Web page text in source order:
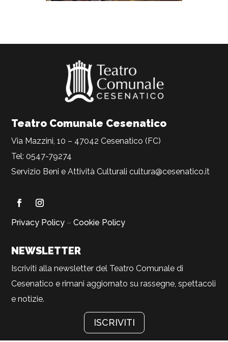
Teatro Comunale Cesenatico
Via Mazzini, 10 – 47042 Cesenatico (FC)
Tel: 0547-79274
Servizio Beni e Attività Culturalicultura@cesenatico.it
Privacy Policy –Cookie Policy
NEWSLETTER
Iscriviti alla newsletter del Teatro Comunale di
Cesenatico e rimani aggiornato su rassegne, spettacoli
e notizie.
ISCRIVITI